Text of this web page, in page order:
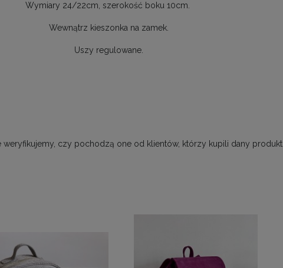
Wymiary 24/22cm, szerokość boku 10cm.
Wewnątrz kieszonka na zamek.
Uszy regulowane.
czy pochodzą one od klientów, którzy kupili dany produkt.